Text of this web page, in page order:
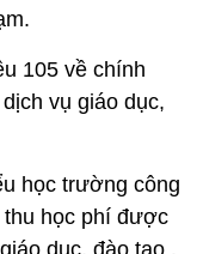
105 về chính
vụ giáo dục,
học trường công
thu học phí được
dục, đào tạo .